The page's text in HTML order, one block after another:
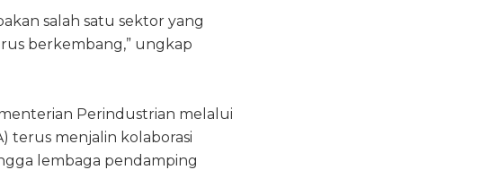
salah satu sektor yang
berkembang,” ungkap
Perindustrian melalui
terus menjalin kolaborasi
lembaga pendamping